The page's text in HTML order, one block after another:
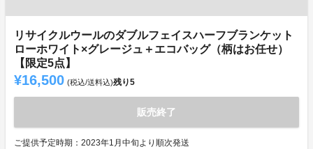
リサイクルウールのダブルフェイスハーフブランケット
ローホワイト×グレージュ＋エコバッグ（柄はお任せ）
【限定5点】
¥16,500 (税込/送料込)残り5
販売終了
ご提供予定時期：2023年1月中旬より順次発送